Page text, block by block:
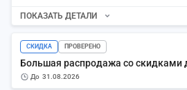
ПОКАЗАТЬ ДЕТАЛИ
СКИДКА ПРОВЕРЕНО
Большая распродажа со скидками
до 31.08.2026